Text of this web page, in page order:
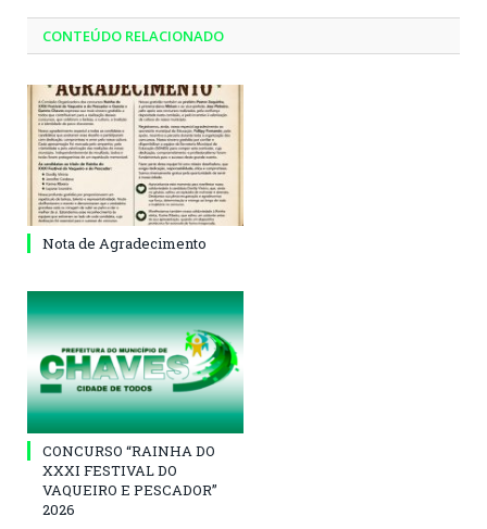
CONTEÚDO RELACIONADO
Nota de Agradecimento
CONCURSO “RAINHA DO
XXXI FESTIVAL DO
VAQUEIRO E PESCADOR”
2026